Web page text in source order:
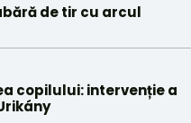
de tir cu arcul
copilului: intervenție a